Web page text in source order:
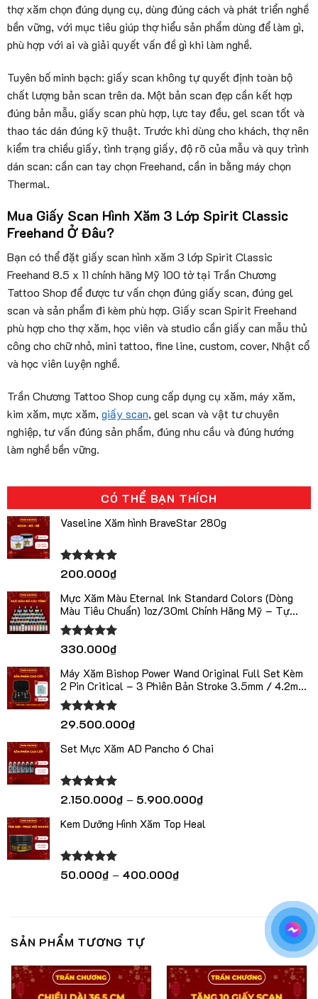
thợ xăm chọn đúng dụng cụ, dùng đúng cách và phát triển nghề
bền vững, với mục tiêu giúp thợ hiểu sản phẩm dùng để làm gì,
phù hợp với ai và giải quyết vấn đề gì khi làm nghề.
Tuyên bố minh bạch: giấy scan không tự quyết định toàn bộ
chất lượng bản scan trên da. Một bản scan đẹp cần kết hợp
đúng bản mẫu, giấy scan phù hợp, lực tay đều, gel scan tốt và
thao tác dán đúng kỹ thuật. Trước khi dùng cho khách, thợ nên
kiểm tra chiều giấy, tình trạng giấy, độ rõ của mẫu và quy trình
dán scan: cần can tay chọn Freehand, cần in bằng máy chọn
Thermal.
Mua Giấy Scan Hình Xăm 3 Lớp Spirit Classic
Freehand Ở Đâu?
Bạn có thể đặt giấy scan hình xăm 3 lớp Spirit Classic
Freehand 8.5 x 11 chính hãng Mỹ 100 tờ tại Trần Chương
Tattoo Shop để được tư vấn chọn đúng giấy scan, đúng gel
scan và sản phẩm đi kèm phù hợp. Giấy scan Spirit Freehand
phù hợp cho thợ xăm, học viên và studio cần giấy can mẫu thủ
công cho chữ nhỏ, mini tattoo, fine line, custom, cover, Nhật cổ
và học viên luyện nghề.
Trần Chương Tattoo Shop cung cấp dụng cụ xăm, máy xăm,
kim xăm, mực xăm, giấy scan, gel scan và vật tư chuyên
nghiệp, tư vấn đúng sản phẩm, đúng nhu cầu và đúng hướng
làm nghề bền vững.
CÓ THỂ BẠN THÍCH
Vaseline Xăm hình BraveStar 280g
Được xếp
5 sao
200.000₫
Mực Xăm Màu Eternal Ink Standard Colors (Dòng
Màu Tiêu Chuẩn) 1oz/30ml Chính Hãng Mỹ – Tự
Chọn Màu
Được xếp
5 sao
330.000₫
Máy Xăm Bishop Power Wand Original Full Set Kèm
2 Pin Critical – 3 Phiên Bản Stroke 3.5mm / 4.2mm
/ 5.0mm
Được xếp
5 sao
29.500.000₫
Set Mực Xăm AD Pancho 6 Chai
Được xếp
5 sao
2.150.000₫ – 5.900.000₫Khoảng
từ
Kem Dưỡng Hình Xăm Top Heal
Được xếp
5.00
50.000₫ – 400.000₫Khoảng
SẢN PHẨM TƯƠNG TỰ